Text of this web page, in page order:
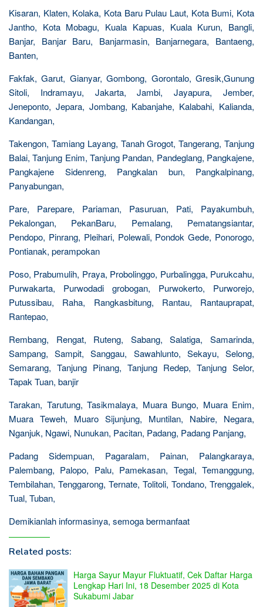
Kisaran, Klaten, Kolaka, Kota Baru Pulau Laut, Kota Bumi, Kota
Jantho, Kota Mobagu, Kuala Kapuas, Kuala Kurun, Bangli,
Banjar, Banjar Baru, Banjarmasin, Banjarnegara, Bantaeng,
Banten,
Fakfak, Garut, Gianyar, Gombong, Gorontalo, Gresik,Gunung
Sitoli, Indramayu, Jakarta, Jambi, Jayapura, Jember,
Jeneponto, Jepara, Jombang, Kabanjahe, Kalabahi, Kalianda,
Kandangan,
Takengon, Tamiang Layang, Tanah Grogot, Tangerang, Tanjung
Balai, Tanjung Enim, Tanjung Pandan, Pandeglang, Pangkajene,
Pangkajene Sidenreng, Pangkalan bun, Pangkalpinang,
Panyabungan,
Pare, Parepare, Pariaman, Pasuruan, Pati, Payakumbuh,
Pekalongan, PekanBaru, Pemalang, Pematangsiantar,
Pendopo, Pinrang, Pleihari, Polewali, Pondok Gede, Ponorogo,
Pontianak, perampokan
Poso, Prabumulih, Praya, Probolinggo, Purbalingga, Purukcahu,
Purwakarta, Purwodadi grobogan, Purwokerto, Purworejo,
Putussibau, Raha, Rangkasbitung, Rantau, Rantauprapat,
Rantepao,
Rembang, Rengat, Ruteng, Sabang, Salatiga, Samarinda,
Sampang, Sampit, Sanggau, Sawahlunto, Sekayu, Selong,
Semarang, Tanjung Pinang, Tanjung Redep, Tanjung Selor,
Tapak Tuan, banjir
Tarakan, Tarutung, Tasikmalaya, Muara Bungo, Muara Enim,
Muara Teweh, Muaro Sijunjung, Muntilan, Nabire, Negara,
Nganjuk, Ngawi, Nunukan, Pacitan, Padang, Padang Panjang,
Padang Sidempuan, Pagaralam, Painan, Palangkaraya,
Palembang, Palopo, Palu, Pamekasan, Tegal, Temanggung,
Tembilahan, Tenggarong, Ternate, Tolitoli, Tondano, Trenggalek,
Tual, Tuban,
Demikianlah informasinya, semoga bermanfaat
Related posts:
Harga Sayur Mayur Fluktuatif, Cek Daftar Harga
Lengkap Hari Ini, 18 Desember 2025 di Kota
Sukabumi Jabar